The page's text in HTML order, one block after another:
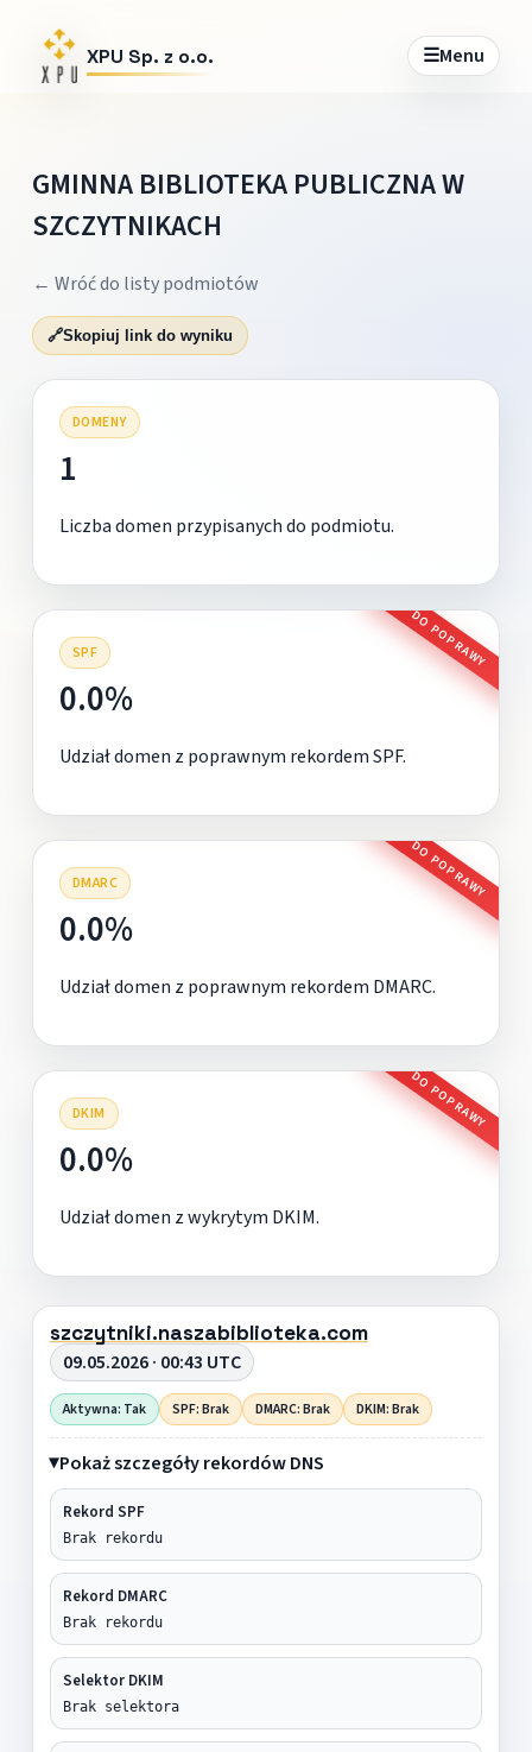
XPU Sp. z o.o. ☰Menu
GMINNA BIBLIOTEKA PUBLICZNA W
SZCZYTNIKACH
← Wróć do listy podmiotów
🔗Skopiuj link do wyniku
DOMENY
1
Liczba domen przypisanych do podmiotu.
SPF DO POPRAWY
0.0%
Udział domen z poprawnym rekordem SPF.
DMARC DO POPRAWY
0.0%
Udział domen z poprawnym rekordem DMARC.
DKIM DO POPRAWY
0.0%
Udział domen z wykrytym DKIM.
szczytniki.naszabiblioteka.com
09.05.2026 · 00:43 UTC
Aktywna: Tak SPF: Brak DMARC: Brak DKIM: Brak
Pokaż szczegóły rekordów DNS
Rekord SPF
Brak rekordu
Rekord DMARC
Brak rekordu
Selektor DKIM
Brak selektora